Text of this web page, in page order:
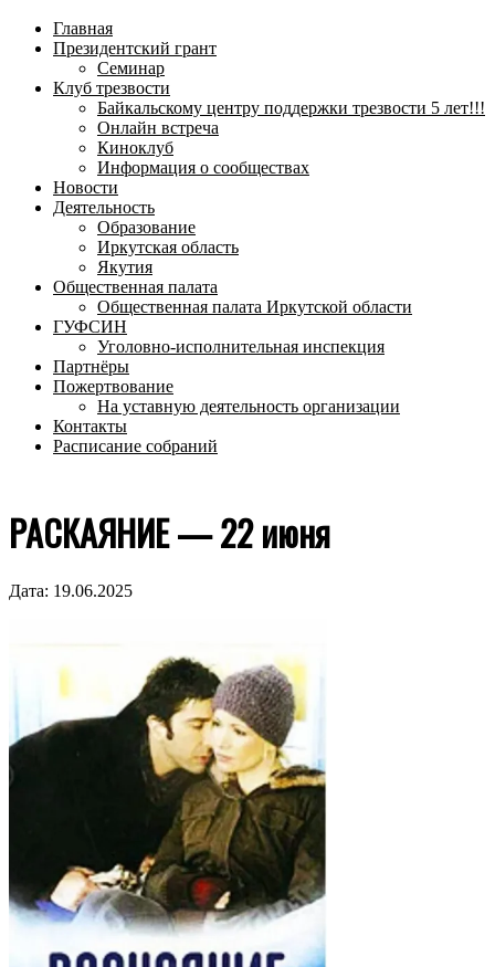
меню
Главная
Президентский грант
Семинар
Клуб трезвости
Байкальскому центру поддержки трезвости 5 лет!!!
Онлайн встреча
Киноклуб
Информация о сообществах
Новости
Деятельность
Образование
Иркутская область
Якутия
Общественная палата
Общественная палата Иркутской области
ГУФСИН
Уголовно-исполнительная инспекция
Партнёры
Пожертвование
На уставную деятельность организации
Контакты
Расписание собраний
РАСКАЯНИЕ — 22 июня
Дата: 19.06.2025